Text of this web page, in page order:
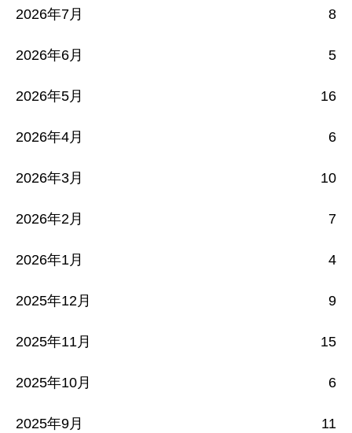
2026年7月 8
2026年6月 5
2026年5月 16
2026年4月 6
2026年3月 10
2026年2月 7
2026年1月 4
2025年12月 9
2025年11月 15
2025年10月 6
2025年9月 11